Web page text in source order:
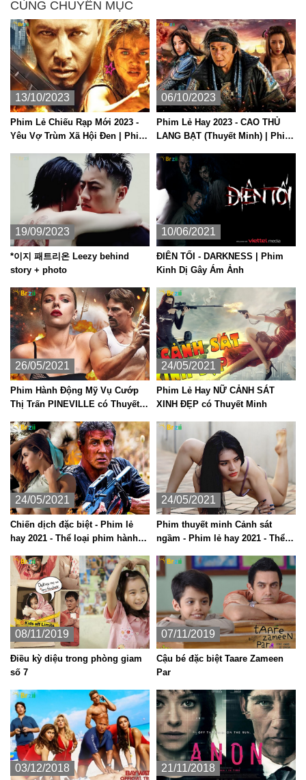
CÙNG CHUYÊN MỤC
13/10/2023
Phim Lẻ Chiếu Rạp Mới 2023 -
Yêu Vợ Trùm Xã Hội Đen | Phim
Nhất
06/10/2023
Phim Lẻ Hay 2023 - CAO THỦ
LANG BẠT (Thuyết Minh) | Phim
Quốc
19/09/2023
*이지 패트리온 Leezy behind
story + photo
10/06/2021
ĐIÊN TỐI - DARKNESS | Phim
Kinh Dị Gây Ám Ảnh
26/05/2021
Phim Hành Động Mỹ Vụ Cướp
Thị Trấn PINEVILLE có Thuyết
24/05/2021
Phim Lẻ Hay NỮ CẢNH SÁT
XINH ĐẸP có Thuyết Minh
24/05/2021
Chiến dịch đặc biệt - Phim lẻ
hay 2021 - Thể loại phim hành
24/05/2021
Phim thuyết minh Cảnh sát
ngầm - Phim lẻ hay 2021 - Thể
08/11/2019
Điều kỳ diệu trong phòng giam
số 7
07/11/2019
Cậu bé đặc biệt Taare Zameen
Par
03/12/2018 21/11/2018